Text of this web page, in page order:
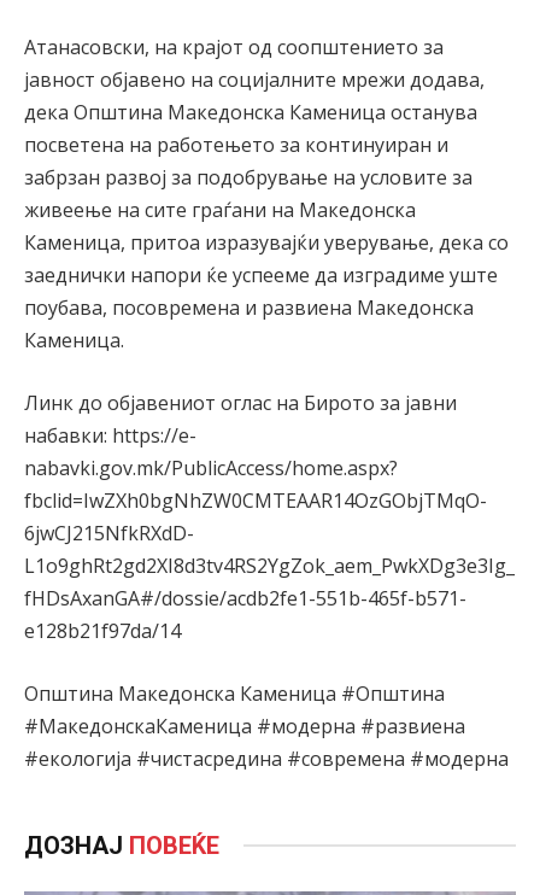
Атанасовски, на крајот од соопштението за
јавност објавено на социјалните мрежи додава,
дека Општина Македонска Каменица останува
посветена на работењето за континуиран и
забрзан развој за подобрување на условите за
живеење на сите граѓани на Македонска
Каменица, притоа изразувајќи уверување, дека со
заеднички напори ќе успееме да изградиме уште
поубава, посовремена и развиена Македонска
Каменица.
Линк до објавениот оглас на Бирото за јавни
набавки: https://e-
nabavki.gov.mk/PublicAccess/home.aspx?
fbclid=IwZXh0bgNhZW0CMTEAAR14OzGObjTMqO-
6jwCJ215NfkRXdD-
L1o9ghRt2gd2XI8d3tv4RS2YgZok_aem_PwkXDg3e3Ig_
fHDsAxanGA#/dossie/acdb2fe1-551b-465f-b571-
e128b21f97da/14
Општина Македонска Каменица #Општина
#МакедонскаКаменица #модерна #развиена
#екологија #чистасредина #современа #модерна
ДОЗНАЈ ПОВЕЌЕ